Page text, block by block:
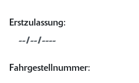
Erstzulassung:
Fahrgestellnummer: